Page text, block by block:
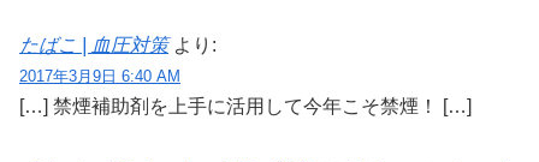
たばこ | 血圧対策 より:
2017年3月9日 6:40 AM
[…] 禁煙補助剤を上手に活用して今年こそ禁煙！ […]